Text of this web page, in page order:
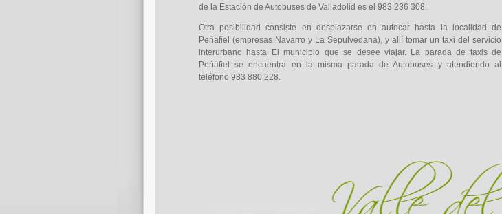
de la Estación de Autobuses de Valladolid es el 983 236 308.
Otra posibilidad consiste en desplazarse en autocar hasta la localidad de
Peñafiel (empresas Navarro y La Sepulvedana), y allí tomar un taxi del servicio
interurbano hasta El municipio que se desee viajar. La parada de taxis de
Peñafiel se encuentra en la misma parada de Autobuses y atendiendo al
teléfono 983 880 228.